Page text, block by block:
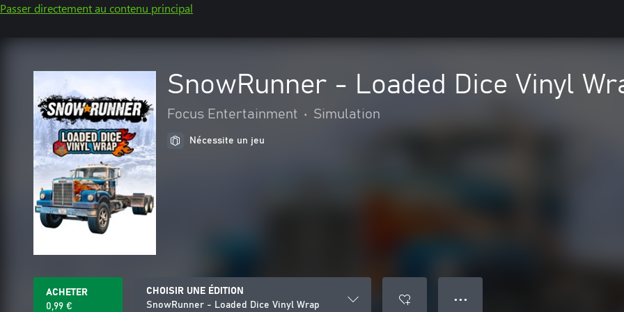
Passer directement au contenu principal
SnowRunner - Loaded Dice Vinyl
Focus Entertainment • Simulation
Nécessite un jeu
ACHETER
0,99 €
CHOISIR UNE ÉDITION
SnowRunner - Loaded Dice Vinyl Wrap
● ● ●